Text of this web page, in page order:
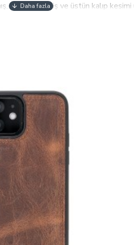
dekoratif dikiş ve üstün kalıp
planlanmaktadır.Sahip
ulaştırmaktayız. 2021 yılı
için çalışmalarımız